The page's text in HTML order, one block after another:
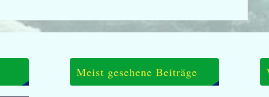
Meist gesehene Beiträge